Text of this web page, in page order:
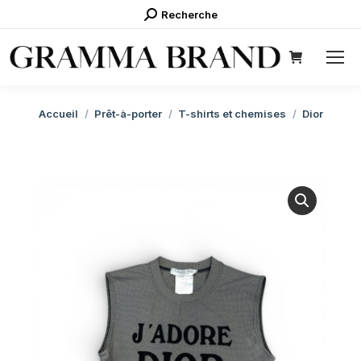
Recherche
Recherche
Vous êtes ici :
Accueil Prêt-à-porter T-shirts et chemises Dior